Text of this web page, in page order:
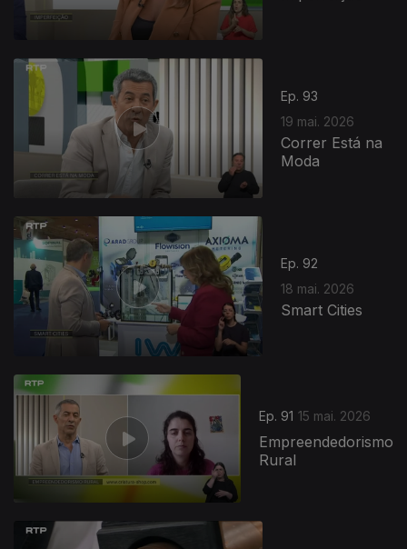
Ep. 93
19 mai. 2026
Correr Está na
Moda
Ep. 92
18 mai. 2026
Smart Cities
Ep. 91 15 mai. 2026
Empreendedorismo
Rural